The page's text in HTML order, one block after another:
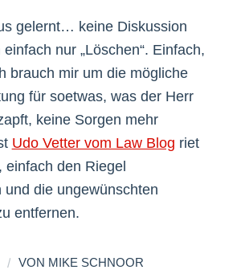
gelernt… keine Diskussion
nur „Löschen“. Einfach,
brauch mir um die mögliche
für soetwas, was der Herr
keine Sorgen mehr
Udo Vetter vom Law Blog riet
einfach den Riegel
und die ungewünschten
entfernen.
/ VON MIKE SCHNOOR